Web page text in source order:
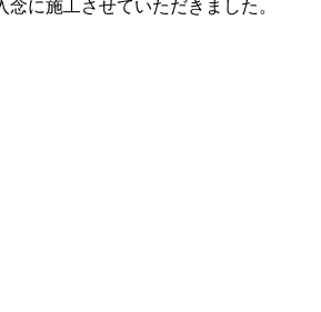
に施工させていただきました。